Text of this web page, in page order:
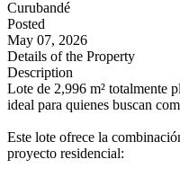
Curubandé
Posted
May 07, 2026
Details of the Property
Description
Lote de 2,996 m² totalmente
ideal para quienes buscan
Este lote ofrece la
proyecto residencial: